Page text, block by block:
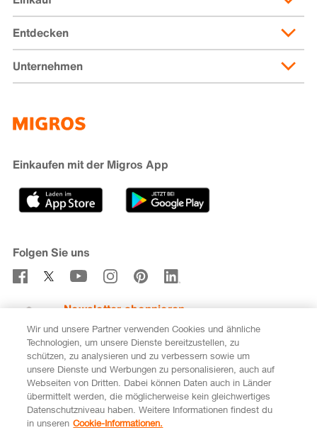
Lieferung & Lieferkosten
Lieferpass
Zahlungsmöglichkeiten
Cumulus
Filialfinder
Entdecken
Migusto
iMpuls
Migros Bank
Unternehmen
Nachhaltigkeit
Karriere
Sponsoring
Medien
Verhaltenskodex & Meldestelle
Einkaufen mit der Migros App
Folgen Sie uns
Newsletter abonnieren
Rechtliches Datenschutz
Impressum
Cookie-Einstellungen
FR
Wir und unsere Partner verwenden Cookies und ähnliche
Technologien, um unsere Dienste bereitzustellen, zu
schützen, zu analysieren und zu verbessern sowie um
unsere Dienste und Werbungen zu personalisieren, auch auf
Webseiten von Dritten. Dabei können Daten auch in Länder
übermittelt werden, die möglicherweise kein gleichwertiges
Datenschutzniveau haben. Weitere Informationen findest du
in unseren Cookie-Informationen.